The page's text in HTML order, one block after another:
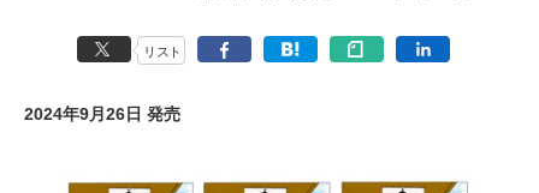
リスト
2024年9月26日 発売